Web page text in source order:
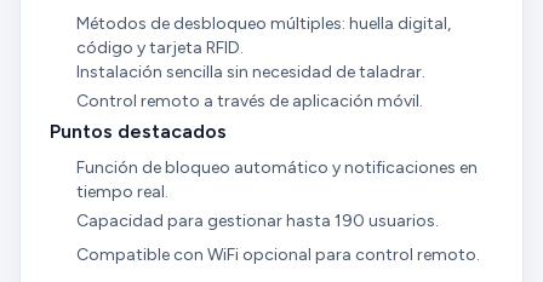
Métodos de desbloqueo múltiples: huella digital,
código y tarjeta RFID.
Instalación sencilla sin necesidad de taladrar.
Control remoto a través de aplicación móvil.
Puntos destacados
Función de bloqueo automático y notificaciones en
tiempo real.
Capacidad para gestionar hasta 190 usuarios.
Compatible con WiFi opcional para control remoto.